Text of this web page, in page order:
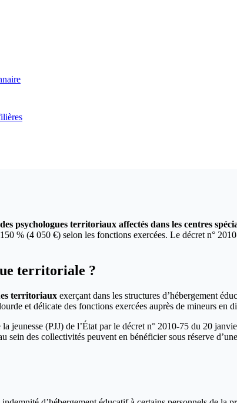
psychologues territoriaux affectés dans les centres
% (4 050 €) selon les fonctions exercées. Le décret n°
territoriale ?
territoriaux exerçant dans les structures d’hébergement
et délicate des fonctions exercées auprès de mineurs en
jeunesse (PJJ) de l’État par le décret n° 2010-75 du 20
des collectivités peuvent en bénéficier sous réserve